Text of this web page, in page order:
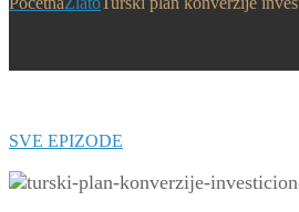
SVE EPIZODE